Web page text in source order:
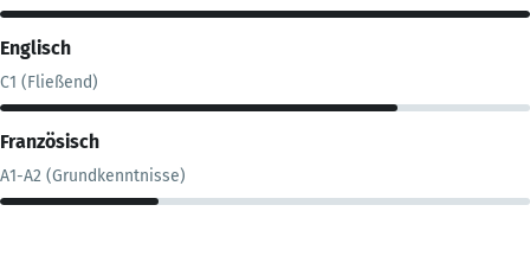
Englisch
C1 (Fließend)
Französisch
A1-A2 (Grundkenntnisse)